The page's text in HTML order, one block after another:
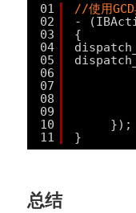
01
02
03
04
05
06
07
08
09
10
11
//使用
-
{
});
}
总结